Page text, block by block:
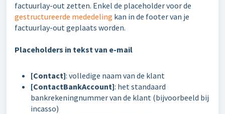
factuurlay-out zetten. Enkel de placeholder voor de
gestructureerde mededeling kan in de footer van je
factuurlay-out geplaats worden.
Placeholders in tekst van e-mail
[Contact]: volledige naam van de klant
[ContactBankAccount]: het standaard
bankrekeningnummer van de klant (bijvoorbeeld bij
incasso)